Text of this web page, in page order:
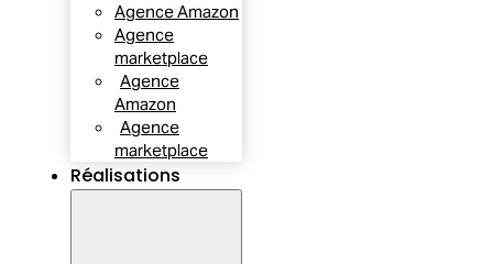
Agence Amazon
Agence
marketplace
Agence
Amazon
Agence
marketplace
Réalisations